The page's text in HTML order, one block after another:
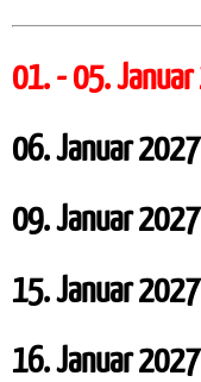
01. - 05.
06. Januar
09. Januar
15. Januar
16. Januar